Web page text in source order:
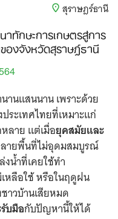
สุราษฎร์ธานี
กษะการเกษตรสู่การ
องจังหวัดสุราษฎ์ธานี
นแสนนาน เพราะด้วย
ระเทศไทยที่เหมาะแก่
ลาย แต่เมื่อยุคสมัยและ
ายพื้นที่ไม่อุดมสมบูรณ์
งน้ำที่เคยใช้ทำ
หลือใช้ หรือในฤดูฝน
วบ้านเสียหมด
บมือกับปัญหานี้ให้ได้